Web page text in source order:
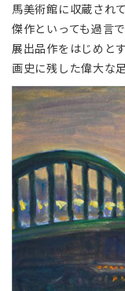
馬美術館に収蔵され
傑作といっても過言
展出品作をはじめと
画史に残した偉大な